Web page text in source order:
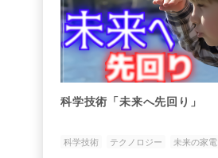
科学技術「未来へ先回り」
科学技術 テクノロジー 未来の家電